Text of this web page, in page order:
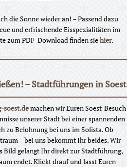
die Sonne wieder an! – Passend dazu
und erfrischende Eisspezialitäten im
zum PDF-Download finden siehier.
– Stadtführungen in Soest
soest.demachen wir Euren Soest-Besuch
unserer Stadt bei einer spannenden
zu Belohnung bei uns im Solista. Ob
– bei uns bekommt Ihr beides. Wir
Bild gelangt Ihr direkt zur Stadtführung,
endet. Klickt drauf und lasst Euren